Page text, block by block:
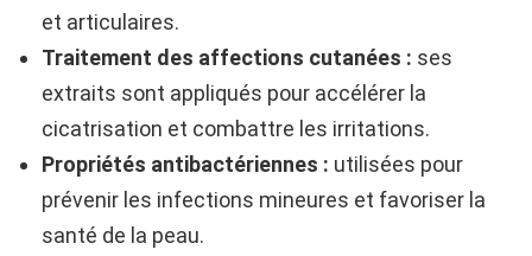
et articulaires.
Traitement des affections cutanées : ses
extraits sont appliqués pour accélérer la
cicatrisation et combattre les irritations.
Propriétés antibactériennes : utilisées pour
prévenir les infections mineures et favoriser la
santé de la peau.